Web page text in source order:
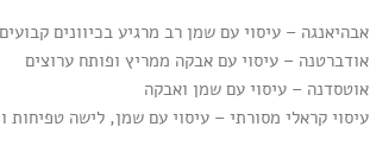
אבהיאנגה – עיסוי עם שמן רב מרגיע בכיוונים קבועים
אודברטנה – עיסוי עם אבקה ממריץ ופותח ערוצים
אוטסדנה – עיסוי עם שמן ואבקה
עיסוי קראלי מסורתי – עיסוי עם שמן, לישה טפיחות